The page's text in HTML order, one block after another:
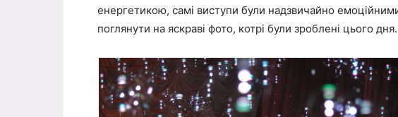
енергетикою, самі виступи були надзвичайно
поглянути на яскраві фото, котрі були зроблені цього дня.